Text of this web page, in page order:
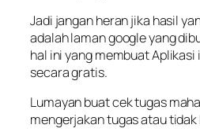
Jadi jangan heran jika hasil
adalah laman google yang
hal ini yang membuat
secara gratis.
Lumayan buat cek tugas
mengerjakan tugas atau tidak